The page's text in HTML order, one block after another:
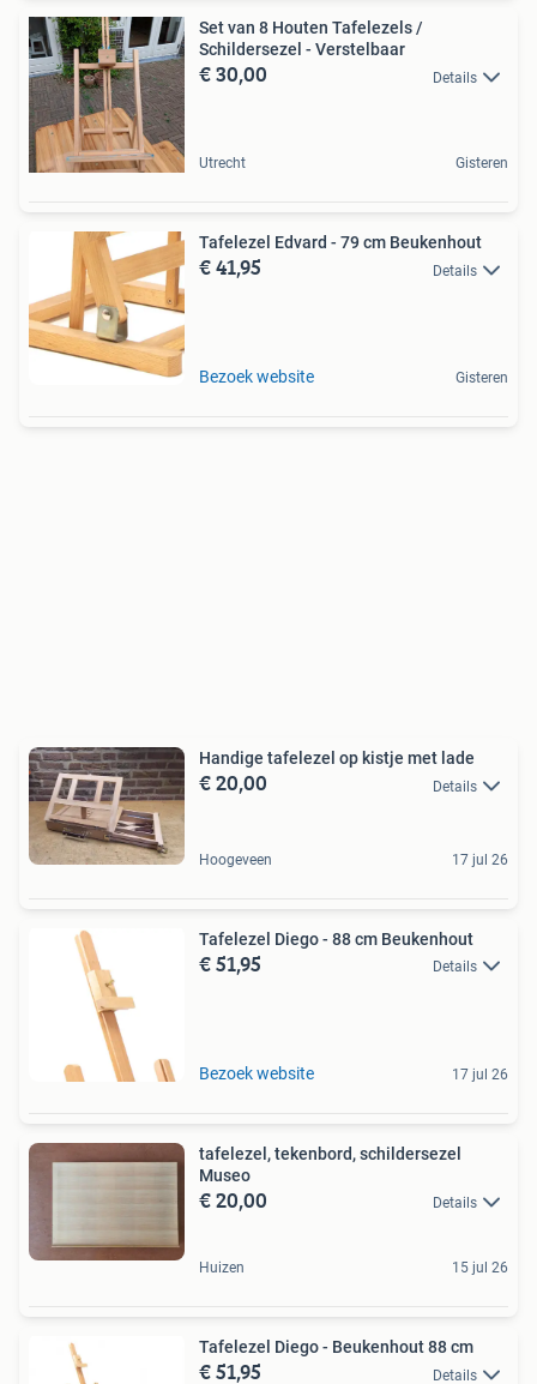
Set van 8 Houten Tafelezels /
Schildersezel - Verstelbaar
€ 30,00 Details
Utrecht Gisteren
Tafelezel Edvard - 79 cm Beukenhout
€ 41,95 Details
Bezoek website Gisteren
Handige tafelezel op kistje met lade
€ 20,00 Details
Hoogeveen 17 jul 26
Tafelezel Diego - 88 cm Beukenhout
€ 51,95 Details
Bezoek website 17 jul 26
tafelezel, tekenbord, schildersezel
Museo
€ 20,00 Details
Huizen 15 jul 26
Tafelezel Diego - Beukenhout 88 cm
€ 51,95 Details